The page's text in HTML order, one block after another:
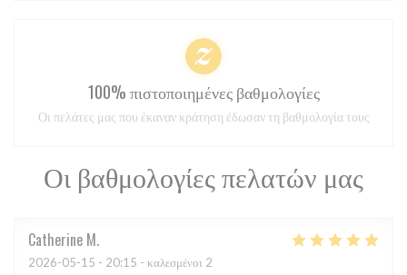
Οι βαθμολογίες πελατών μας
Catherine M
2026-05-15 - 20:15 - καλεσμένοι 2
100% πιστοποιημένες βαθμολογίες
Οι πελάτες μας που έκαναν κράτηση έδωσαν τη βαθμολογία τους